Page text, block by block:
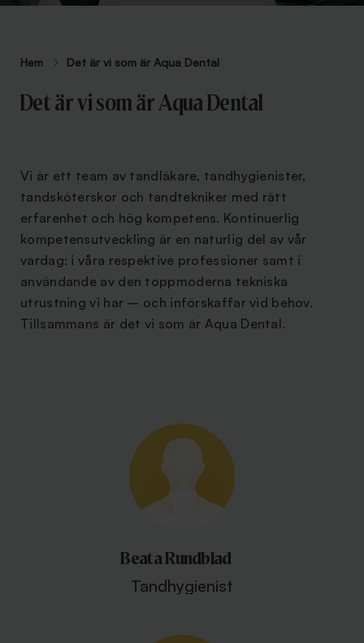
Hem Det är vi som är Aqua Dental
Det är vi som är Aqua Dental
Vi är ett team av tandläkare, tandhygienister,
tandsköterskor och tandtekniker med rätt
erfarenhet och hög kompetens. Kontinuerlig
kompetensutveckling är en naturlig del av vår
vardag: i våra respektive professioner samt i
användande av den toppmoderna tekniska
utrustning vi har – och införskaffar vid behov.
Tillsammans är det vi som är Aqua Dental.
Beata Rundblad
Tandhygienist